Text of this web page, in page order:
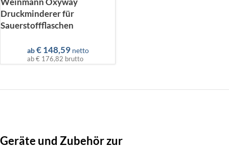
Druckminderer für
Sauerstoffflaschen
ab €148,59 netto
ab€ 176,82 brutto
Geräte und Zubehör zur